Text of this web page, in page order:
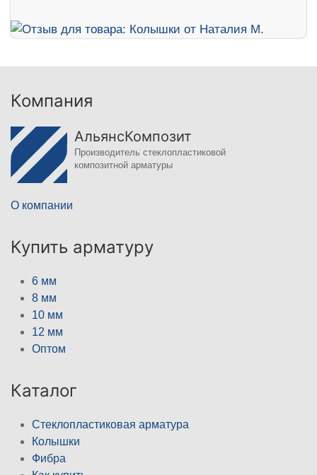
Компания
АльянсКомпозит
Производитель стеклопластиковой
композитной арматуры
О компании
Купить арматуру
6 мм
8 мм
10 мм
12 мм
Оптом
Каталог
Стеклопластиковая арматура
Колышки
Фибра